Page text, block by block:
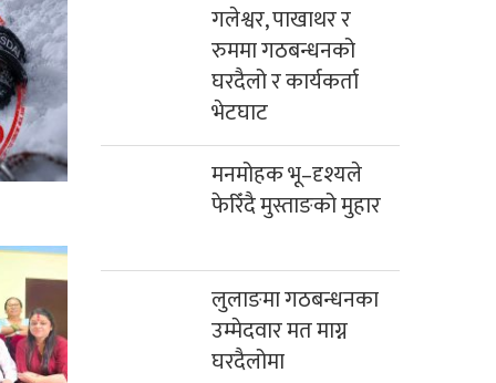
गलेश्वर, पाखाथर र
रुममा गठबन्धनको
घरदैलो र कार्यकर्ता
भेटघाट
मनमोहक भू–दृश्यले
फेरिँदै मुस्ताङको मुहार
लुलाङमा गठबन्धनका
उम्मेदवार मत माग्न
घरदैलोमा